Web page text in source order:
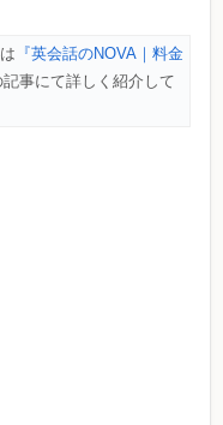
『英会話のNOVA｜料金
記事にて詳しく紹介して